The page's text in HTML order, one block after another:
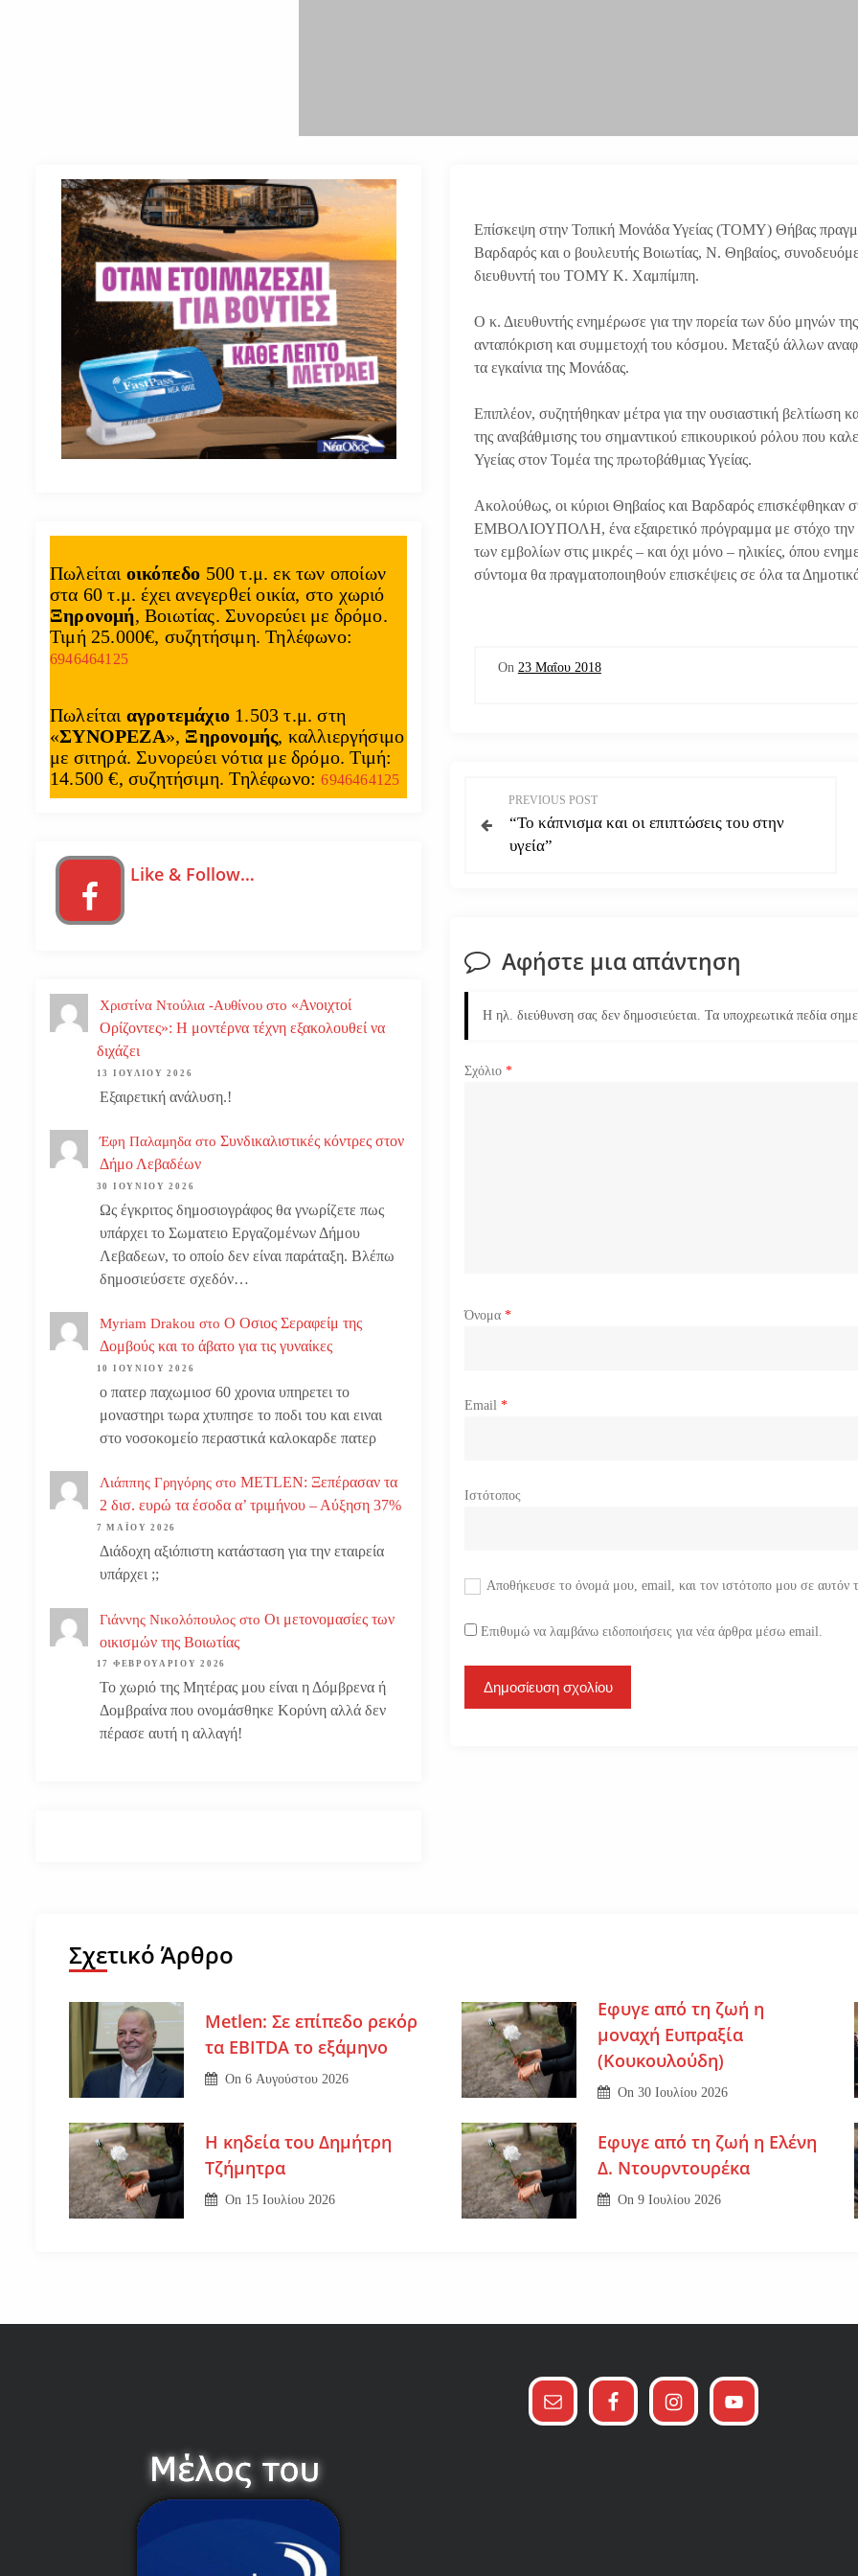
Επίσκεψη στην Τοπική Μονάδα Υγείας (ΤΟΜΥ) Θήβας
Βαρδαρός και ο βουλευτής Βοιωτίας, Ν. Θηβαίος,
διευθυντή του ΤΟΜΥ Κ. Χαμπίμπη.
Ο κ. Διευθυντής ενημέρωσε για την πορεία των δύο μηνών
ανταπόκριση και συμμετοχή του κόσμου. Μεταξύ άλλων
τα εγκαίνια της Μονάδας.
Επιπλέον, συζητήθηκαν μέτρα για την ουσιαστική
της αναβάθμισης του σημαντικού επικουρικού ρόλου που
Υγείας στον Τομέα της πρωτοβάθμιας Υγείας.
Ακολούθως, οι κύριοι Θηβαίος και Βαρδαρός επισκέφθηκαν
ΕΜΒΟΛΙΟΥΠΟΛΗ, ένα εξαιρετικό πρόγραμμα με στόχο την
των εμβολίων στις μικρές – και όχι μόνο – ηλικίες, όπου
σύντομα θα πραγματοποιηθούν επισκέψεις σε όλα τα
On 23 Μαΐου 2018
λ
γ
η
σ
ω
PREVIOUS POST
“Το κάπνισμα και οι επιπτώσεις του στην
υγεία”
Αφήστε μια απάντηση
Η ηλ. διεύθυνση σας δεν δημοσιεύεται. Τα υποχρεωτικά πεδία
Σχόλιο*
Όνομα*
Email*
Ιστότοπος
Αποθήκευσε το όνομά μου, email, και τον ιστότοπο μου σε αυτόν
Επιθυμώ να λαμβάνω ειδοποιήσεις για νέα άρθρα μέσω email.
Πωλείται οικόπεδο 500 τ.μ. εκ των οποίων
στα 60 τ.μ. έχει ανεγερθεί οικία, στο χωριό
Ξηρονομή, Βοιωτίας. Συνορεύει με δρόμο.
Τιμή 25.000€, συζητήσιμη. Τηλέφωνο:
6946464125
Πωλείται αγροτεμάχιο 1.503 τ.μ. στη
«ΣΥΝΟΡΕΖΑ», Ξηρονομής, καλλιεργήσιμο
με σιτηρά. Συνορεύει νότια με δρόμο. Τιμή:
14.500 €, συζητήσιμη. Τηλέφωνο:6946464125
Like & Follow…
Χριστίνα Ντούλια -Αυθίνου στο «Ανοιχτοί
Ορίζοντες»: Η μοντέρνα τέχνη εξακολουθεί να
διχάζει
13 ΙΟΥΛΊΟΥ 2026
Εξαιρετική ανάλυση.!
Έφη Παλαμηδα στο Συνδικαλιστικές κόντρες στον
Δήμο Λεβαδέων
30 ΙΟΥΝΊΟΥ 2026
Ως έγκριτος δημοσιογράφος θα γνωρίζετε πως
υπάρχει το Σωματειο Εργαζομένων Δήμου
Λεβαδεων, το οποίο δεν είναι παράταξη. Βλέπω
δημοσιεύσετε σχεδόν…
Myriam Drakou στο Ο Οσιος Σεραφείμ της
Δομβούς και το άβατο για τις γυναίκες
10 ΙΟΥΝΊΟΥ 2026
ο πατερ παχωμιοσ 60 χρονια υπηρετει το
μοναστηρι τωρα χτυπησε το ποδι του και ειναι
στο νοσοκομείο περαστικά καλοκαρδε πατερ
Λιάππης Γρηγόρης στο METLEN: Ξεπέρασαν τα
2 δισ. ευρώ τα έσοδα α’ τριμήνου – Αύξηση 37%
7 ΜΑΪ́ΟΥ 2026
Διάδοχη αξιόπιστη κατάσταση για την εταιρεία
υπάρχει ;;
Γιάννης Νικολόπουλος στο Οι μετονομασίες των
οικισμών της Βοιωτίας
17 ΦΕΒΡΟΥΑΡΊΟΥ 2026
Το χωριό της Μητέρας μου είναι η Δόμβρενα ή
Δομβραίνα που ονομάσθηκε Κορύνη αλλά δεν
πέρασε αυτή η αλλαγή!
Σχετικό Άρθρο
Metlen: Σε επίπεδο ρεκόρ
τα EBITDA το εξάμηνο
On6 Αυγούστου 2026
Εφυγε από τη ζωή η
μοναχή Ευπραξία
(Κουκουλούδη)
On30 Ιουλίου 2026
Η κηδεία του Δημήτρη
Τζήμητρα
On 15 Ιουλίου 2026
Εφυγε από τη ζωή η Ελένη
Δ. Ντουρντουρέκα
On9 Ιουλίου 2026